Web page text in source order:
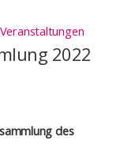
Veranstaltungen
2022
des